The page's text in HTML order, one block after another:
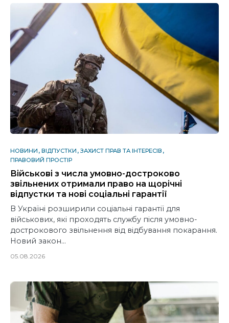
НОВИНИ ВІДПУСТКИ ЗАХИСТ ПРАВ ТА ІНТЕРЕСІВ
ПРАВОВИЙ ПРОСТІР
Військові з числа умовно-достроково
звільнених отримали право на щорічні
відпустки та нові соціальні гарантії
В Україні розширили соціальні гарантії для
військових, які проходять службу після умовно-
дострокового звільнення від відбування покарання.
Новий закон…
05.08.2026